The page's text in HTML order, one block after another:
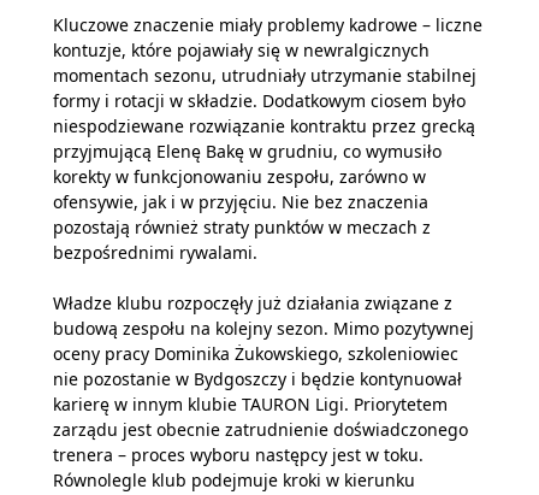
Kluczowe znaczenie miały problemy kadrowe – liczne
kontuzje, które pojawiały się w newralgicznych
momentach sezonu, utrudniały utrzymanie stabilnej
formy i rotacji w składzie. Dodatkowym ciosem było
niespodziewane rozwiązanie kontraktu przez grecką
przyjmującą Elenę Bakę w grudniu, co wymusiło
korekty w funkcjonowaniu zespołu, zarówno w
ofensywie, jak i w przyjęciu. Nie bez znaczenia
pozostają również straty punktów w meczach z
bezpośrednimi rywalami.
Władze klubu rozpoczęły już działania związane z
budową zespołu na kolejny sezon. Mimo pozytywnej
oceny pracy Dominika Żukowskiego, szkoleniowiec
nie pozostanie w Bydgoszczy i będzie kontynuował
karierę w innym klubie TAURON Ligi. Priorytetem
zarządu jest obecnie zatrudnienie doświadczonego
trenera – proces wyboru następcy jest w toku.
Równolegle klub podejmuje kroki w kierunku